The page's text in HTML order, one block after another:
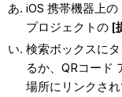
iOS 携帯機器上
プロジェクトの [
検索ボックスに
るか、QRコード
場所にリンクさ